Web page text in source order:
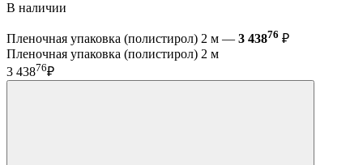
В наличии
Пленочная упаковка (полистирол) 2 м — 3 43876 ₽
Пленочная упаковка (полистирол) 2 м
3 43876₽